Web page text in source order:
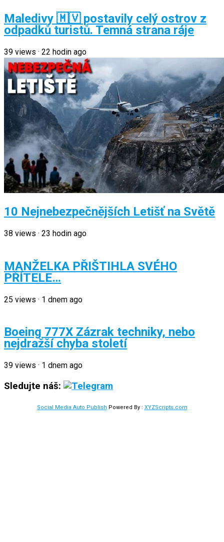
Maledivy 🇲🇻 postavily celý ostrov z
odpadků turistů. Temná strana ráje
39 views · 22 hodin ago
10 Nejnebezpečnějších Letišť na Světě
38 views · 23 hodin ago
MANŽELKA PŘIŠTIHLA SVÉHO
PŘÍTELE…
25 views · 1 dnem ago
Boeing 777X Zázrak techniky, nebo
nejdražší chyba století
39 views · 1 dnem ago
Sledujte náš:
Social Media Auto Publish Powered By : XYZScripts.com